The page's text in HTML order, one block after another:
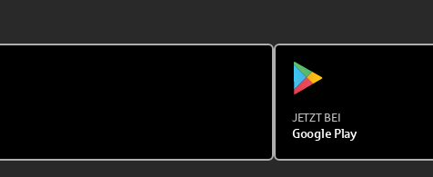
JETZT BEI
Google Play